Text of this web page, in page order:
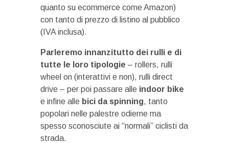
quanto su ecommerce come Amazon)
con tanto di prezzo di listino al pubblico
(IVA inclusa).
Parleremo innanzitutto dei rulli e di
tutte le loro tipologie – rollers, rulli
wheel on (interattivi e non), rulli direct
drive – per poi passare alle indoor bike
e infine alle bici da spinning, tanto
popolari nelle palestre odierne ma
spesso sconosciute ai “normali” ciclisti da
strada.